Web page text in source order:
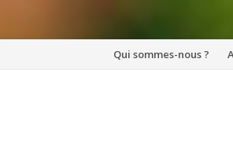
Aller
Qui sommes-nous ?